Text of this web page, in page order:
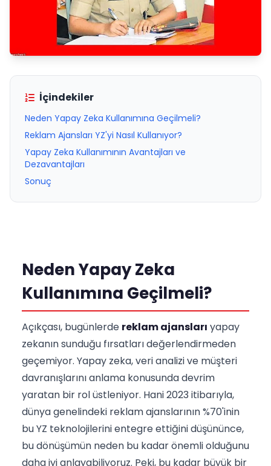
İçindekiler
Neden Yapay Zeka Kullanımına Geçilmeli?
Reklam Ajansları YZ'yi Nasıl Kullanıyor?
Yapay Zeka Kullanımının Avantajları ve
Dezavantajları
Sonuç
Neden Yapay Zeka
Kullanımına Geçilmeli?
Açıkçası, bugünlerde reklam ajansları yapay
zekanın sunduğu fırsatları değerlendirmeden
geçemiyor. Yapay zeka, veri analizi ve müşteri
davranışlarını anlama konusunda devrim
yaratan bir rol üstleniyor. Hani 2023 itibarıyla,
dünya genelindeki reklam ajanslarının %70'inin
bu YZ teknolojilerini entegre ettiğini düşününce,
bu dönüşümün neden bu kadar önemli olduğunu
daha iyi anlayabiliyoruz. Peki, bu kadar büyük bir